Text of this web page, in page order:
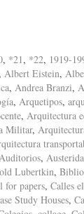
, *21, *22, 1919-
Albert Eistein,
, Andrea Branzi,
, Arquetipos,
, Arquitectura
Militar,
,
Lubertkin,
for papers, Calles
Study Houses,